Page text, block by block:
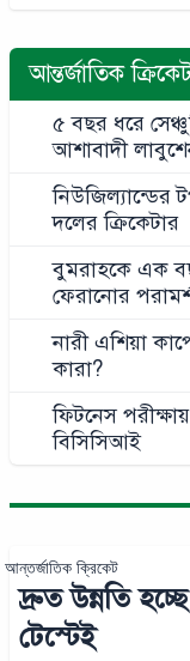
আন্তর্জাতিক
৫ বছর ধরে
আশাবাদী
নিউজিল্যান্ডের
দলের ক্রিকেটার
বুমরাহকে এক
ফেরানোর
নারী এশিয়া
কারা?
ফিটনেস
বিসিসিআই
আন্তর্জাতিক ক্রিকেট
দ্রুত উন্নতি
টেস্টেই